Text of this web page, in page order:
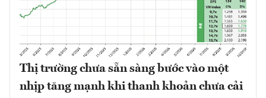
Thị trường chưa sẵn sàng bước vào một
nhịp tăng mạnh khi thanh khoản chưa cải